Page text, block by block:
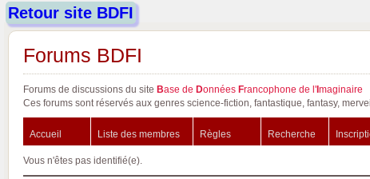
Retour site BDFI
Forums BDFI
Forums de discussions du site Base de Données Francophone de l'Imaginaire
Ces forums sont réservés aux genres science-fiction, fantastique, fantasy,
Accueil Liste des membres Règles Recherche
Vous n'êtes pas identifié(e).